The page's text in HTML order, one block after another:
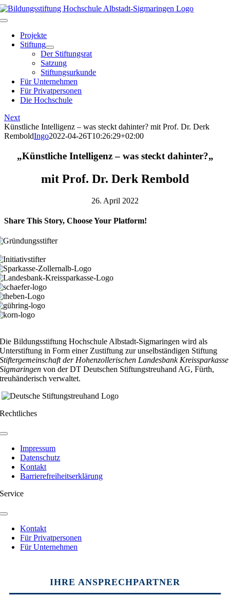
Skip
to
Toggle
NavigationProjekte
Stiftung
Der Stiftungsrat
Satzung
Stiftungsurkunde
Für Unternehmen
Für Privatpersonen
Die Hochschule
Next
Künstliche Intelligenz – was steckt dahinter? mit Prof. Dr. Derk
RemboldIngo2022-04-26T10:26:29+02:00
„Künstliche Intelligenz – was steckt dahinter?„
mit Prof. Dr. Derk Rembold
26. April 2022
Share This Story, Choose Your Platform!
Facebook
X
Reddit
LinkedIn
WhatsApp
Telegram
Tumblr
Pinterest
Vk
Xing
Email
Die Bildungsstiftung Hochschule Albstadt-Sigmaringen wird als
Unterstiftung in Form einer Zustiftung zur unselbständigen Stiftung
Stiftergemeinschaft der Hohenzollerischen Landesbank Kreissparkasse
Sigmaringen von der DT Deutschen Stiftungstreuhand AG, Fürth,
treuhänderisch verwaltet.
Rechtliches
Toggle
NavigationImpressum
Datenschutz
Kontakt
Barrierefreiheitserklärung
Service
Toggle
NavigationKontakt
Für Privatpersonen
Für Unternehmen
Area
IHRE ANSPRECHPARTNER